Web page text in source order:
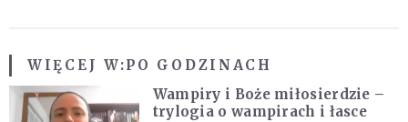
WIĘCEJ W:PO GODZINACH
Wampiry i Boże miłosierdzie –
trylogia o wampirach i łasce